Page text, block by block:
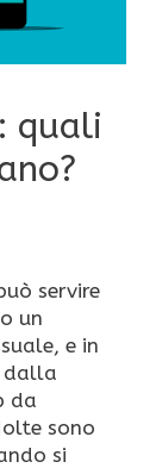
quali
servire
un
e in
dalla
da
sono
si